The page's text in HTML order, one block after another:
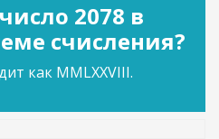
2078 в
счисления?
как MMLXXVIII.